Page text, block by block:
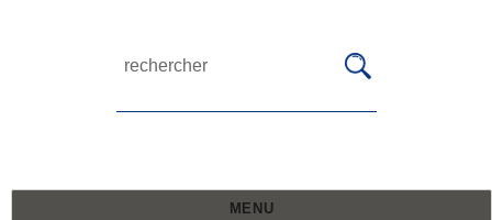
MENU